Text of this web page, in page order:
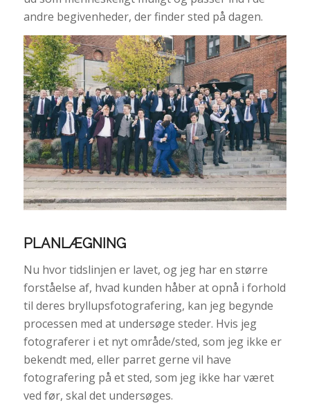
andre begivenheder, der finder sted på dagen.
PLANLÆGNING
Nu hvor tidslinjen er lavet, og jeg har en større
forståelse af, hvad kunden håber at opnå i forhold
til deres bryllupsfotografering, kan jeg begynde
processen med at undersøge steder. Hvis jeg
fotograferer i et nyt område/sted, som jeg ikke er
bekendt med, eller parret gerne vil have
fotografering på et sted, som jeg ikke har været
ved før, skal det undersøges.